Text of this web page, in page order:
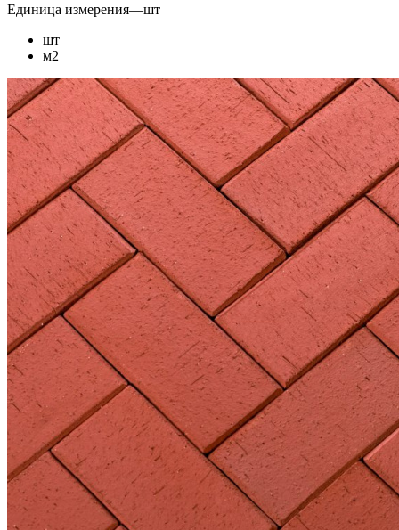
Единица измерения—шт
шт
м2